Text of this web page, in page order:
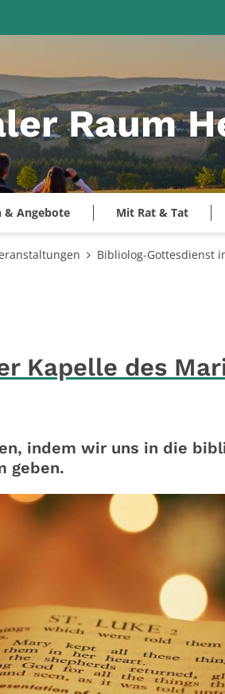
Raum
& Angebote Mit Rat & Tat
Bibliolog-Gottesdienst
Kapelle des
indem wir uns in die
geben.